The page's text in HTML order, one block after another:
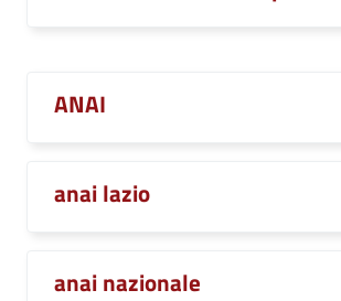
ANAI
anai lazio
anai nazionale